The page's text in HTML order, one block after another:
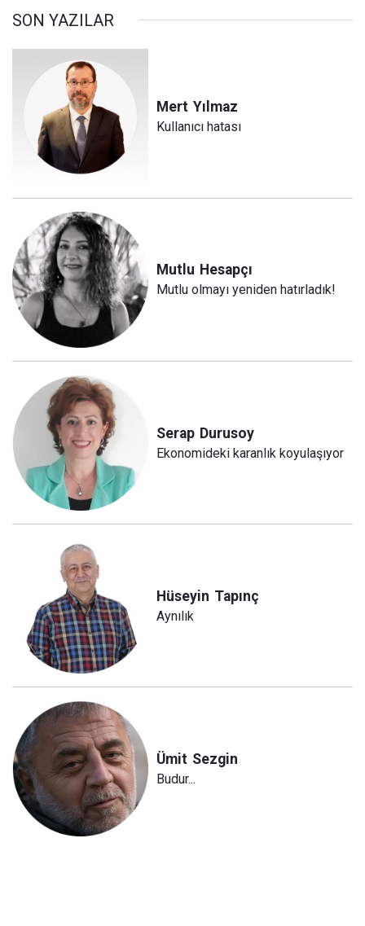
SON YAZILAR
Mert Yılmaz
Kullanıcı hatası
Mutlu Hesapçı
Mutlu olmayı yeniden hatırladık!
Serap Durusoy
Ekonomideki karanlık koyulaşıyor
Hüseyin Tapınç
Aynılık
Ümit Sezgin
Budur...